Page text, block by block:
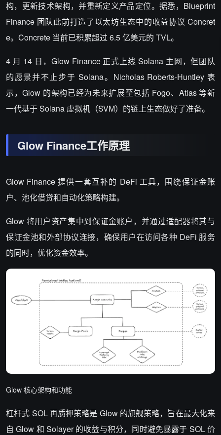
构，更新技术架构，并重新定义产品定位。据悉，Blueprint
Finance 团队此前打造了以太坊生态中的收益协议 Concret
e。Concrete 当前已积累超过 6.5 亿美元的 TVL。
4 月 14 日，Glow Finance 正式上线 Solana 主网，但团队
的愿景并不止步于 Solana。Nicholas Roberts-Huntley 表
示，Glow 的架构已经为未来扩展至包括 Fogo、Atlas 等新
一代基于 Solana 虚拟机（SVM）的链上生态做好了准备。
Glow Finance工作原理
Glow Finance 提供一套互补的 DeFi 工具，围绕保证金账
户、池化借贷和自动化策略构建。
Glow 将用户资产集中到保证金账户，并通过适配器将其与
保证金池和外部协议连接，确保用户在访问各种 DeFi 服务
的同时，优化资金效率。
Glow 核心架构和功能
杠杆式 SOL 再质押策略是 Glow 的旗舰策略，旨在最大化来
自 Glow 和 Solayer 的收益与积分，同时避免暴露于 SOL 价